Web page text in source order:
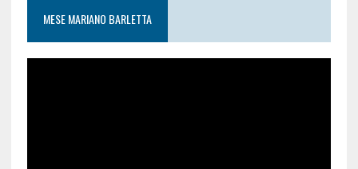
MESE MARIANO BARLETTA